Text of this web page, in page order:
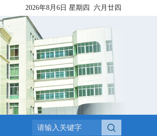
2026年8月6日 星期四 六月廿四